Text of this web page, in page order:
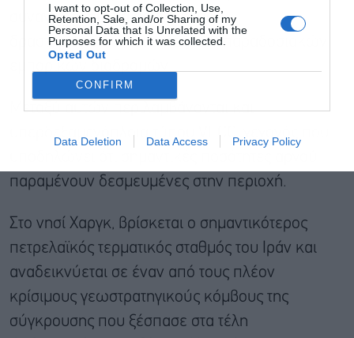
I want to opt-out of Collection, Use,
Retention, Sale, and/or Sharing of my
Personal Data that Is Unrelated with the
Purposes for which it was collected.
Opted Out
CONFIRM
Data Deletion Data Access Privacy Policy
συναντάται συχνά σε πλοία που
δραστηριοποιούνται εκτός των παραδοσιακών
Μεταξύ αυτών περιλαμβάνονται και
υπερδεξαμενόπλοια τύπου VLCC, γεγονός που
παραμένουν δεσμευμένες στην περιοχή.
Στο νησί Χαργκ, βρίσκεται ο σημαντικότερος
πετρελαϊκός τερματικός σταθμός του Ιράν και
αναδεικνύεται σε έναν από τους πλέον
κρίσιμους γεωστρατηγικούς κόμβους της
σύγκρουσης που ξέσπασε στα τέλη